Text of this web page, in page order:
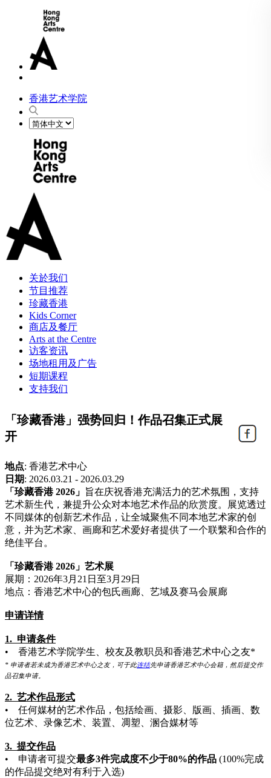
香港艺术学院
关於我们
节目推荐
珍藏香港
Kids Corner
商店及餐厅
Arts at the Centre
访客资讯
场地租用及广告
短期课程
支持我们
「珍藏香港」强势回归！作品召集正式展
开
地点: 香港艺术中心
日期: 2026.03.21 - 2026.03.29
「珍藏香港 2026」 旨在庆祝香港充满活力的艺术氛围，支持
艺术新生代，兼提升公众对本地艺术作品的欣赏度。展览透过
不同媒体的创新艺术作品，让全城聚焦不同本地艺术家的创
意，并为艺术家、画廊和艺术爱好者提供了一个联繫和合作的
绝佳平台。
「珍藏香港 2026」艺术展
展期：2026年3月21日至3月29日
地点：香港艺术中心的包氏画廊、艺域及赛马会展廊
申请详情
1. 申请条件
• 香港艺术学院学生、校友及教职员和香港艺术中心之友*
* 申请者若未成为香港艺术中心之友，可于此连结先申请香港艺术中心会籍，然后提交作
品召集申请。
2. 艺术作品形式
• 任何媒材的艺术作品，包括绘画、摄影、版画、插画、数
位艺术、录像艺术、装置、凋塑、溷合媒材等
3. 提交作品
• 申请者可提交最多3件完成度不少于80%的作品 (100%完成
的作品提交绝对有利于入选)